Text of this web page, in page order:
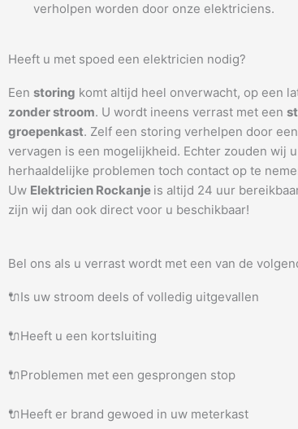
verholpen worden door onze elektriciens.
Heeft u met spoed een elektricien nodig?
Een storing komt altijd heel onverwacht, op een
zonder stroom. U wordt ineens verrast met een
groepenkast. Zelf een storing verhelpen door
vervagen is een mogelijkheid. Echter zouden wij
herhaaldelijke problemen toch contact op te
Uw Elektricien Rockanje is altijd 24 uur
zijn wij dan ook direct voor u beschikbaar!
Bel ons als u verrast wordt met een van de
🔌Is uw stroom deels of volledig uitgevallen
🔌Heeft u een kortsluiting
🔌Problemen met een gesprongen stop
🔌Heeft er brand gewoed in uw meterkast